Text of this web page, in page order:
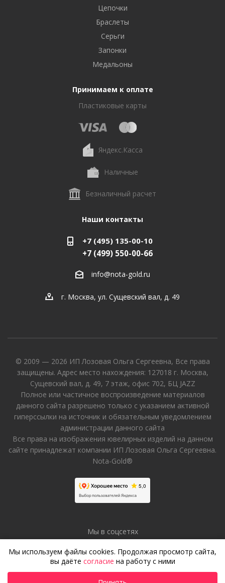
Цепочки
Браслеты
Серьги
Запонки
Медальоны
Принимаем к оплате
Пластиковые карты
Яндекс.Касса
Наличные
Безналичный расчет
Наши контакты
+7 (495) 135-00-10
+7 (499) 550-00-66
info@nota-gold.ru
г. Москва, ул. Сущевский вал, д. 49
© 2009 — 2026 ИП Лозовая Ольга Сергеевна, Все права
защищены. Адрес место нахождения: 127018 г. Москва,
Сущевский вал, д. 49, 7 этаж, офис 702, БЦ JAZZ
Полное или частичное воспроизведение материалов
данного сайта разрешено только с указанием активной
гиперссылки на источник и обязательным уведомлением
администрации данного сайта
Все права на изображения ювелирных изделий на данном
сайте принадлежат компании ИП Лозовая Ольга Сергеевна.
Nota-Gold®
Мы в соцсетях
Мы используем файлы cookies. Продолжая просмотр сайта,
вы даёте согласие на работу с ними